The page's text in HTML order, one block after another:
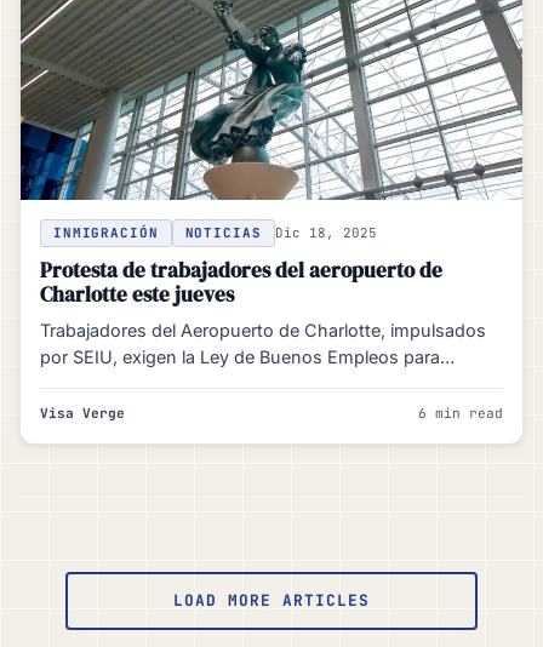
INMIGRACIÓN NOTICIAS Dic 18, 2025
Protesta de trabajadores del aeropuerto de
Charlotte este jueves
Trabajadores del Aeropuerto de Charlotte, impulsados
por SEIU, exigen la Ley de Buenos Empleos para
Aeropuertos Buenos para…
Visa Verge 6 min read
entradas
LOAD MORE ARTICLES